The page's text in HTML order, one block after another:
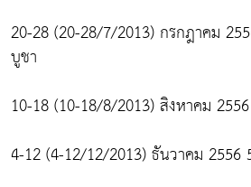
20-28 (20-28/7/2013) กรกฎาคม
บูชา
10-18 (10-18/8/2013) สิงหาคม
4-12 (4-12/12/2013) ธันวาคม